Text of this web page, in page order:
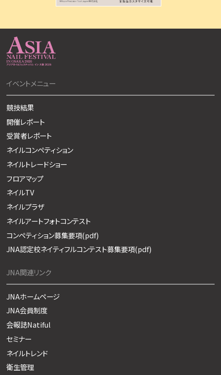
イベントメニュー
競技結果
開催レポート
受賞者レポート
ネイルコンペティション
ネイルトレードショー
フロアマップ
ネイルTV
ネイルプラザ
ネイルアートフォトコンテスト
コンペティション募集要項(pdf)
JNA認定校ネイティフルコンテスト募集要項(pdf)
JNA関連リンク
JNAホームページ
JNA会員制度
会報誌Natiful
セミナー
ネイルトレンド
衛生管理